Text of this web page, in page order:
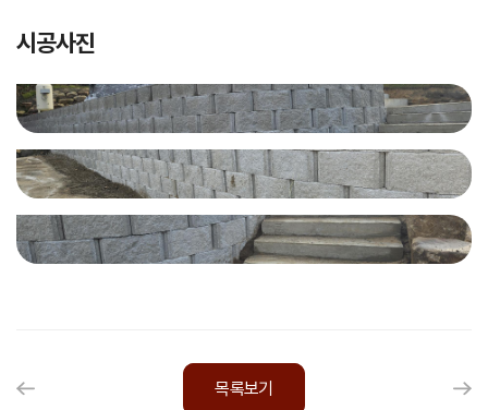
시공사진
목록보기